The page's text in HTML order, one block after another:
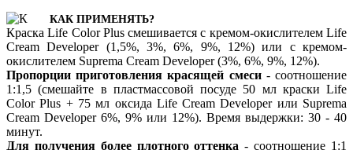
КАК ПРИМЕНЯТЬ?
Краска Life Color Plus смешивается с кремом-окислителем Life
Cream Developer (1,5%, 3%, 6%, 9%, 12%) или с кремом-
окислителем Suprema Cream Developer (3%, 6%, 9%, 12%).
Пропорции приготовления красящей смеси- соотношение
1:1,5 (смешайте в пластмассовой посуде 50 мл краски Life
Color Plus + 75 мл оксида Life Cream Developer или Suprema
Cream Developer 6%, 9% или 12%). Время выдержки: 30 - 40
минут.
Для получения более плотного оттенка - соотношение 1:1